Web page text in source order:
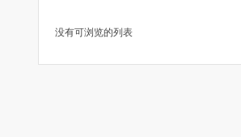
没有可浏览的列表